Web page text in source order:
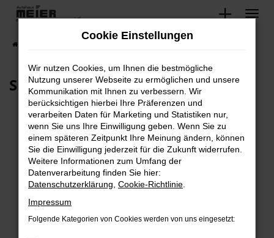
Zum
springen
Sicherheitscheck
Sicherheitscheck
Cookie Einstellungen
Wir nutzen Cookies, um Ihnen die bestmögliche
Nutzung unserer Webseite zu ermöglichen und unsere
Kommunikation mit Ihnen zu verbessern. Wir
berücksichtigen hierbei Ihre Präferenzen und
verarbeiten Daten für Marketing und Statistiken nur,
wenn Sie uns Ihre Einwilligung geben. Wenn Sie zu
einem späteren Zeitpunkt Ihre Meinung ändern, können
Sie die Einwilligung jederzeit für die Zukunft widerrufen.
Weitere Informationen zum Umfang der
Datenverarbeitung finden Sie hier:
Datenschutzerklärung Cookie-Richtlinie
Impressum
Folgende Kategorien von Cookies werden von uns eingesetzt: